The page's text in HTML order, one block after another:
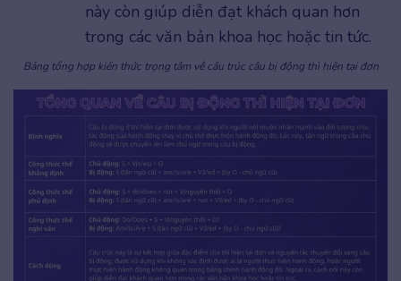
này còn giúp diễn đạt khách quan hơn
trong các văn bản khoa học hoặc tin tức.
Bảng tổng hợp kiến thức trọng tâm về cấu trúc câu bị động thì hiện tại đơn